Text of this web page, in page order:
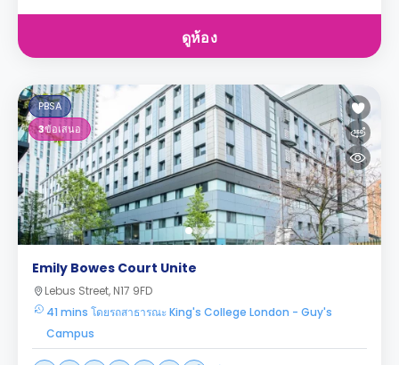
ดูห้อง
PBSA
3ข้อเสนอ
Emily Bowes Court Unite
Lebus Street, N17 9FD
41 mins โดยรถสาธารณะ King's College London - Guy's
Campus